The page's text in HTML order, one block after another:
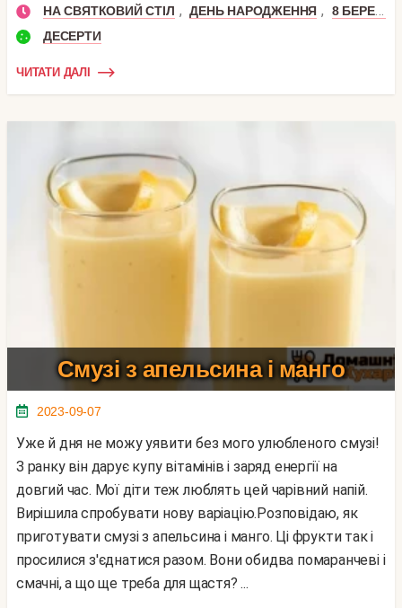
НА СВЯТКОВИЙ СТІЛ , ДЕНЬ НАРОДЖЕННЯ ,
8 БЕРЕЗНЯ
ДЕСЕРТИ
ЧИТАТИ ДАЛІ
Смузі з апельсина і манго
2023-09-07
Уже й дня не можу уявити без мого улюбленого смузі!
З ранку він дарує купу вітамінів і заряд енергії на
довгий час. Мої діти теж люблять цей чарівний напій.
Вирішила спробувати нову варіацію.Розповідаю, як
приготувати смузі з апельсина і манго. Ці фрукти так і
просилися з'єднатися разом. Вони обидва помаранчеві і
смачні, а що ще треба для щастя? ...